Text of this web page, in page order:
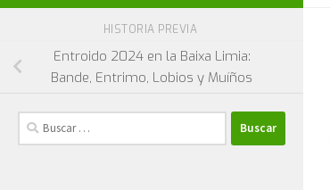
HISTORIA PREVIA
Entroido 2024 en la Baixa Limia:
Bande, Entrimo, Lobios y Muíños
Buscar: